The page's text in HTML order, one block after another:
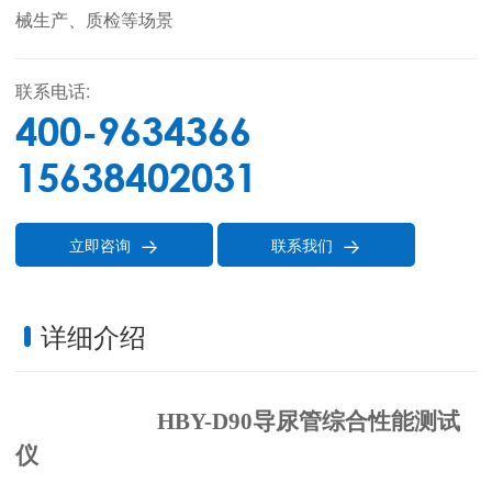
械生产、质检等场景
联系电话:
400-9634366
15638402031
立即咨询  联系我们 
详细介绍
HBY-D90导尿管综合性能测试
仪